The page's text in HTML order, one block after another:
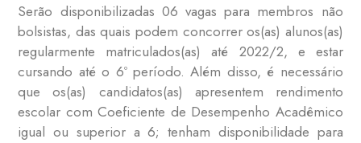
Serão disponibilizadas 06 vagas para membros não
bolsistas, das quais podem concorrer os(as) alunos(as)
regularmente matriculados(as) até 2022/2, e estar
cursando até o 6º período. Além disso, é necessário
que os(as) candidatos(as) apresentem rendimento
escolar com Coeficiente de Desempenho Acadêmico
igual ou superior a 6; tenham disponibilidade para